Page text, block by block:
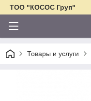
ТОО "КОСОС Груп"
Товары и услуги